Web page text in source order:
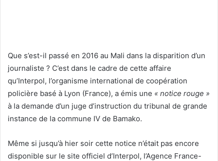
Que s’est-il passé en 2016 au Mali dans la disparition d’un
journaliste ? C’est dans le cadre de cette affaire
qu’Interpol, l’organisme international de coopération
policière basé à Lyon (France), a émis une « notice rouge »
à la demande d’un juge d’instruction du tribunal de grande
instance de la commune IV de Bamako.
Même si jusqu’à hier soir cette notice n’était pas encore
disponible sur le site officiel d’Interpol, l’Agence France-